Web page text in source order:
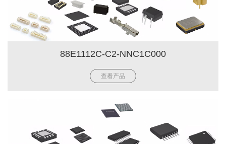
88E1112C-C2-NNC1C000
查看产品